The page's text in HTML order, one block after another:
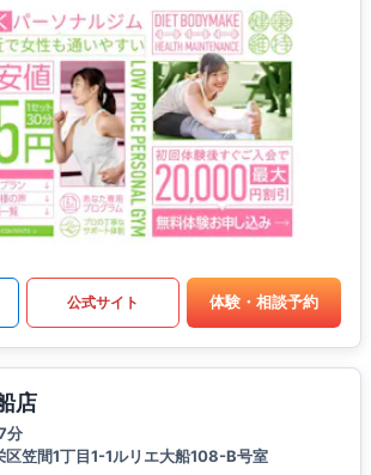
公式サイト 体験・相談予約
店
分
区笠間1丁目1-1ルリエ大船108-B号室